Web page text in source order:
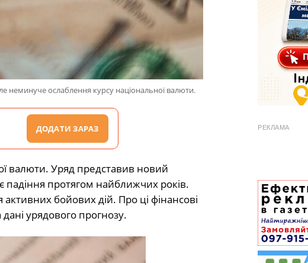
неминуче ослаблення курсу національної валюти.
ДОДАТИ ЗАРАЗ
валюти. Уряд представив новий
падіння протягом найближчих років.
бойових дій. Про ці фінансові
урядового прогнозу.
РЕКЛАМА